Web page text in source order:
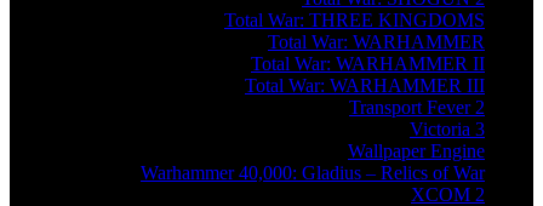
Total War: THREE KINGDOMS
Total War: WARHAMMER
Total War: WARHAMMER II
Total War: WARHAMMER III
Transport Fever 2
Victoria 3
Wallpaper Engine
Warhammer 40,000: Gladius – Relics of War
XCOM 2